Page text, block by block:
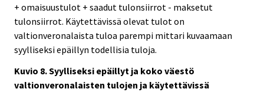
+ omaisuustulot + saadut tulonsiirrot - maksetut
tulonsiirrot. Käytettävissä olevat tulot on
valtionveronalaista tuloa parempi mittari kuvaamaan
syylliseksi epäillyn todellisia tuloja.
Kuvio 8. Syylliseksi epäillyt ja koko väestö
valtionveronalaisten tulojen ja käytettävissä